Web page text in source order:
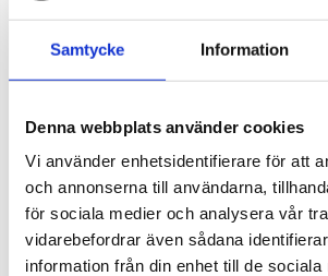
Samtycke Information
Denna webbplats använder cookies
Vi använder enhetsidentifierare för att
och annonserna till användarna,
för sociala medier och analysera vår
vidarebefordrar även sådana
information från din enhet till de sociala